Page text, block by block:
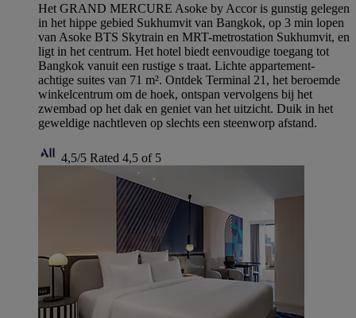
Het GRAND MERCURE Asoke by Accor is gunstig gelegen
in het hippe gebied Sukhumvit van Bangkok, op 3 min lopen
van Asoke BTS Skytrain en MRT-metrostation Sukhumvit, en
ligt in het centrum. Het hotel biedt eenvoudige toegang tot
Bangkok vanuit een rustige s traat. Lichte appartement-
achtige suites van 71 m². Ontdek Terminal 21, het beroemde
winkelcentrum om de hoek, ontspan vervolgens bij het
zwembad op het dak en geniet van het uitzicht. Duik in het
geweldige nachtleven op slechts een steenworp afstand.
4,5/5 Rated 4,5 of 5